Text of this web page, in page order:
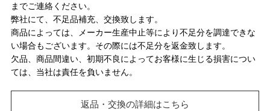
までご連絡ください。
弊社にて、不足品補充、交換致します。
商品によっては、メーカー生産中止等により不足分を調達できな
い場合もございます。その際には不足分を返金致します。
欠品、商品間違い、初期不良によってお客様に生じる損害につい
ては、当社は責任を負いません。
返品・交換の詳細はこちら